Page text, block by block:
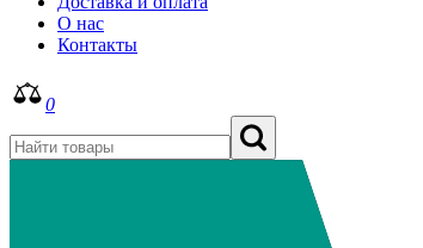
О нас
Контакты
0